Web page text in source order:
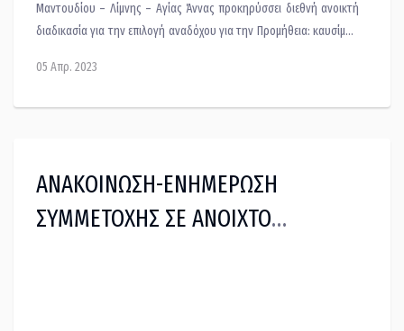
Μαντουδίου – Λίμνης – Αγίας Άννας προκηρύσσει διεθνή ανοικτή
διαδικασία για την επιλογή αναδόχου για την Προμήθεια: καυσίμων
και των νομικών του προσώπων για δύο έτη Ενημερωθείτε για τις
05 Απρ. 2023
ΑΝΑΚΟΙΝΩΣΗ-ΕΝΗΜΕΡΩΣΗ
ΣΥΜΜΕΤΟΧΗΣ ΣΕ ΑΝΟΙΧΤΟ